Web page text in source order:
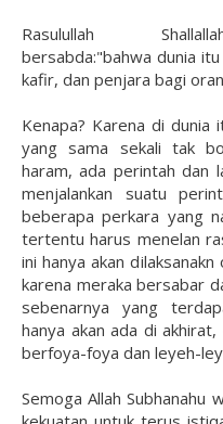
Rasulullah
bersabda:"bahwa dunia
kafir, dan penjara bagi
Kenapa? Karena di dunia
yang sama sekali tak
haram, ada perintah dan
menjalankan suatu
beberapa perkara yang
tertentu harus menelan
ini hanya akan
karena meraka bersabar
sebenarnya yang
hanya akan ada di
berfoya-foya dan leyeh-
Semoga Allah Subhanahu